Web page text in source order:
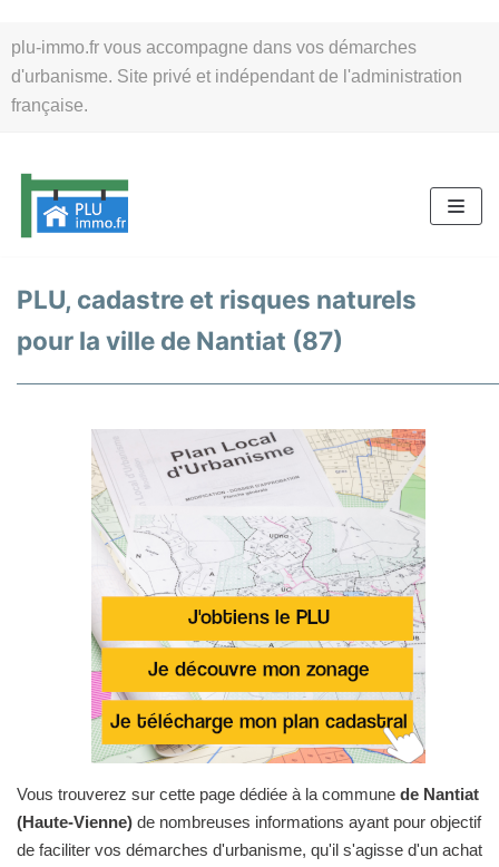
plu-immo.fr vous accompagne dans vos démarches
d'urbanisme. Site privé et indépendant de l'administration
française.
au
contenu
PLU, cadastre et risques naturels
pour la ville de Nantiat (87)
Vous trouverez sur cette page dédiée à la commune de Nantiat
(Haute-Vienne) de nombreuses informations ayant pour objectif
de faciliter vos démarches d'urbanisme, qu'il s'agisse d'un achat